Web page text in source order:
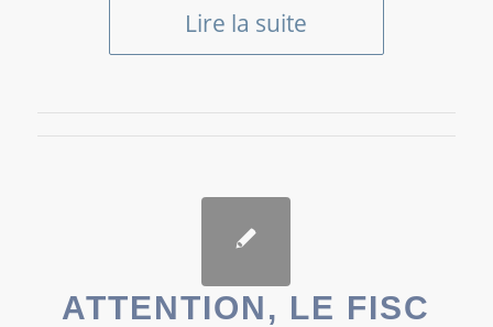
Lire la suite
ATTENTION, LE FISC